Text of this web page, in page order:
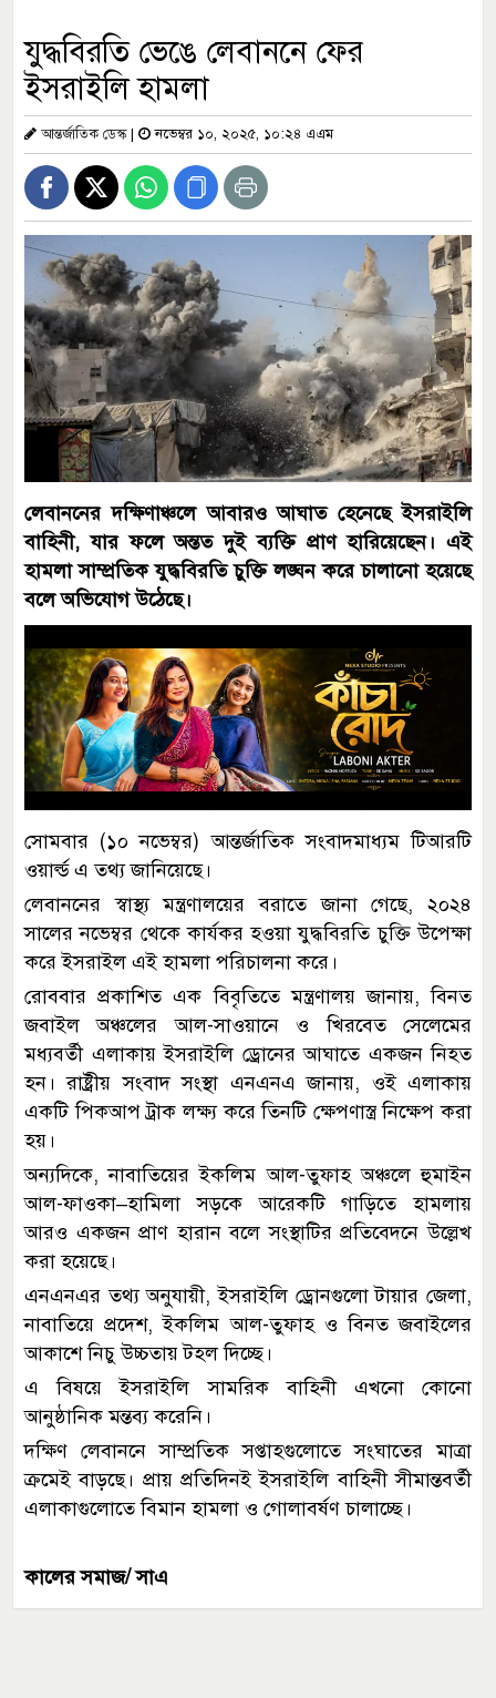
যুদ্ধবিরতি ভেঙে লেবাননে ফের
ইসরাইলি হামলা
আন্তর্জাতিক ডেস্ক| নভেম্বর ১০, ২০২৫, ১০:২৪ এএম
লেবাননের দক্ষিণাঞ্চলে আবারও আঘাত হেনেছে ইসরাইলি
বাহিনী, যার ফলে অন্তত দুই ব্যক্তি প্রাণ হারিয়েছেন। এই
হামলা সাম্প্রতিক যুদ্ধবিরতি চুক্তি লঙ্ঘন করে চালানো হয়েছে
বলে অভিযোগ উঠেছে।
সোমবার (১০ নভেম্বর) আন্তর্জাতিক সংবাদমাধ্যম টিআরটি
ওয়ার্ল্ড এ তথ্য জানিয়েছে।
লেবাননের স্বাস্থ্য মন্ত্রণালয়ের বরাতে জানা গেছে, ২০২৪
সালের নভেম্বর থেকে কার্যকর হওয়া যুদ্ধবিরতি চুক্তি উপেক্ষা
করে ইসরাইল এই হামলা পরিচালনা করে।
রোববার প্রকাশিত এক বিবৃতিতে মন্ত্রণালয় জানায়, বিনত
জবাইল অঞ্চলের আল-সাওয়ানে ও খিরবেত সেলেমের
মধ্যবর্তী এলাকায় ইসরাইলি ড্রোনের আঘাতে একজন নিহত
হন। রাষ্ট্রীয় সংবাদ সংস্থা এনএনএ জানায়, ওই এলাকায়
একটি পিকআপ ট্রাক লক্ষ্য করে তিনটি ক্ষেপণাস্ত্র নিক্ষেপ করা
হয়।
অন্যদিকে, নাবাতিয়ের ইকলিম আল-তুফাহ অঞ্চলে হুমাইন
আল-ফাওকা–হামিলা সড়কে আরেকটি গাড়িতে হামলায়
আরও একজন প্রাণ হারান বলে সংস্থাটির প্রতিবেদনে উল্লেখ
করা হয়েছে।
এনএনএর তথ্য অনুযায়ী, ইসরাইলি ড্রোনগুলো টায়ার জেলা,
নাবাতিয়ে প্রদেশ, ইকলিম আল-তুফাহ ও বিনত জবাইলের
আকাশে নিচু উচ্চতায় টহল দিচ্ছে।
এ বিষয়ে ইসরাইলি সামরিক বাহিনী এখনো কোনো
আনুষ্ঠানিক মন্তব্য করেনি।
দক্ষিণ লেবাননে সাম্প্রতিক সপ্তাহগুলোতে সংঘাতের মাত্রা
ক্রমেই বাড়ছে। প্রায় প্রতিদিনই ইসরাইলি বাহিনী সীমান্তবর্তী
এলাকাগুলোতে বিমান হামলা ও গোলাবর্ষণ চালাচ্ছে।
কালের সমাজ/ সাএ